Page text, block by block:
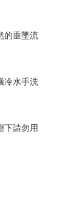
的垂墜流
冷水手洗
下請勿用